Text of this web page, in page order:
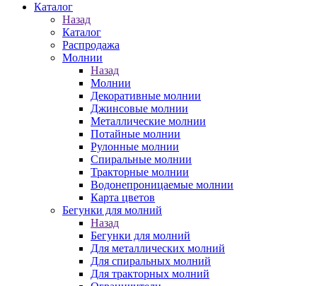
Каталог
Назад
Каталог
Распродажа
Молнии
Назад
Молнии
Декоративные молнии
Джинсовые молнии
Металлические молнии
Потайные молнии
Рулонные молнии
Спиральные молнии
Тракторные молнии
Водонепроницаемые молнии
Карта цветов
Бегунки для молний
Назад
Бегунки для молний
Для металлических молний
Для спиральных молний
Для тракторных молний